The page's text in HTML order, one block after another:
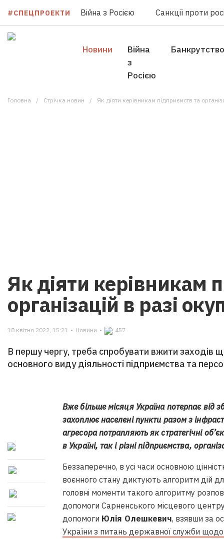
#СПЕЦПРОЕКТИ Війна з Росією Санкції проти
Новини
Війна
з
Росією
Банкрутство
Головна Стрічка новин Як діяти керівникам підприємств та
Як діяти керівникам
організацій в разі
18 квітня 2022, 15:21 • Новини • 457
В першу чергу, треба спробувати вжити заходів
основного виду діяльності підприємства та
Вже більше місяця Україна потерпає від
захоплює населені пункти разом з
агресора потрапляють як стратегічні
в Україні, так і різні підприємства,
Беззаперечно, в усі часи основною
воєнного стану диктують алгоритм дій
головні моменти такого алгоритму
допомоги Сарненського місцевого
допомоги Юлія Олешкевич, взявши за
України з питань державної служби